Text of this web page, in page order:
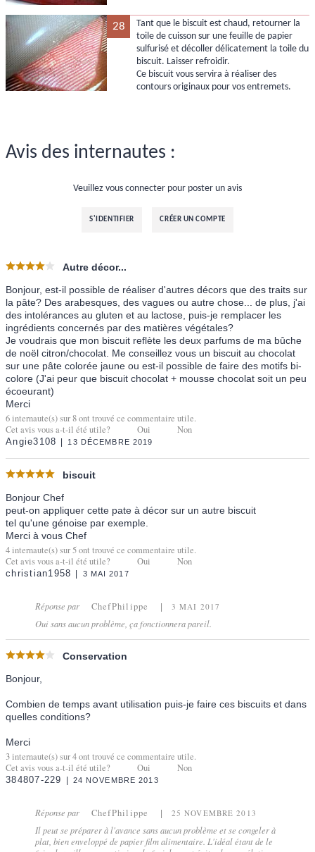
28
Tant que le biscuit est chaud, retourner la
toile de cuisson sur une feuille de papier
sulfurisé et décoller délicatement la toile du
biscuit. Laisser refroidir.
Ce biscuit vous servira à réaliser des
contours originaux pour vos entremets.
Avis des internautes :
Veuillez vous connecter pour poster un avis
S'IDENTIFIER CRÉER UN COMPTE
Autre décor...
Bonjour, est-il possible de réaliser d'autres décors que des traits sur
la pâte? Des arabesques, des vagues ou autre chose... de plus, j'ai
des intolérances au gluten et au lactose, puis-je remplacer les
ingrédients concernés par des matières végétales?
Je voudrais que mon biscuit reflète les deux parfums de ma bûche
de noël citron/chocolat. Me conseillez vous un biscuit au chocolat
sur une pâte colorée jaune ou est-il possible de faire des motifs bi-
colore (J'ai peur que biscuit chocolat + mousse chocolat soit un peu
écoeurant)
Merci
6internaute(s) sur 8ont trouvé ce commentaire utile.
Cet avis vous a-t-il été utile?
Oui Non
Angie3108 13 DÉCEMBRE 2019
biscuit
Bonjour Chef
peut-on appliquer cette pate à décor sur un autre biscuit
tel qu'une génoise par exemple.
Merci à vous Chef
4internaute(s) sur5ont trouvé ce commentaire utile.
Cet avis vous a-t-il été utile?
Oui Non
christian1958 3 MAI 2017
Réponse par ChefPhilippe 3 MAI 2017
Oui sans aucun problème, ça fonctionnera pareil.
Conservation
Bonjour,
Combien de temps avant utilisation puis-je faire ces biscuits et dans
quelles conditions?
Merci
3internaute(s) sur4ont trouvé ce commentaire utile.
Cet avis vous a-t-il été utile?
Oui Non
384807-229 24 NOVEMBRE 2013
Réponse par ChefPhilippe 25 NOVEMBRE 2013
Il peut se préparer à l'avance sans aucun problème et se congeler à
plat, bien enveloppé de papier film alimentaire. L'idéal étant de le